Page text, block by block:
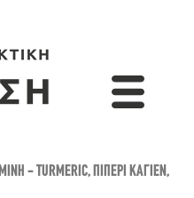
- TURMERIC,ΠΙΠΈΡΙ ΚΑΓΙΈΝ,